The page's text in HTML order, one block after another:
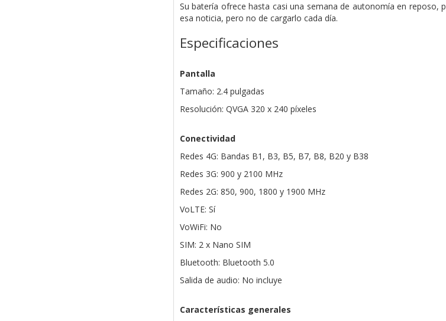
Su batería ofrece hasta casi una semana de autonomía en
esa noticia, pero no de cargarlo cada día.
Especificaciones
Pantalla
Tamaño: 2.4 pulgadas
Resolución: QVGA 320 x 240 píxeles
Conectividad
Redes 4G: Bandas B1, B3, B5, B7, B8, B20 y B38
Redes 3G: 900 y 2100 MHz
Redes 2G: 850, 900, 1800 y 1900 MHz
VoLTE: Sí
VoWiFi: No
SIM: 2 x Nano SIM
Bluetooth: Bluetooth 5.0
Salida de audio: No incluye
Características generales